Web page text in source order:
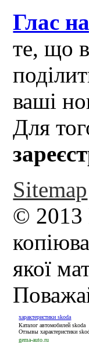
Глас
те, що
ваші
Для
Sitemap
© 2013
якої
характеристики skoda
Каталог автомобилей skoda
Отзывы характеристики
gema-auto.ru